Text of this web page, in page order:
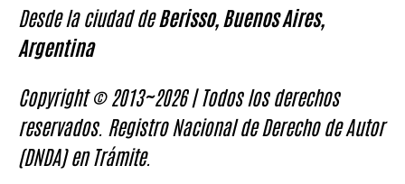
Desde la ciudad deBerisso, Buenos Aires,
Argentina
Copyright © 2013~2026 | Todos los derechos
reservados. Registro Nacional de Derecho de Autor
(DNDA) en Trámite.